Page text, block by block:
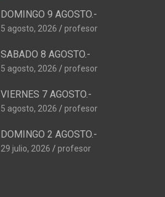
DOMINGO 9 AGOSTO.-
5 agosto, 2026 profesor
SABADO 8 AGOSTO.-
5 agosto, 2026 profesor
VIERNES 7 AGOSTO.-
5 agosto, 2026 profesor
DOMINGO 2 AGOSTO.-
29 julio, 2026 profesor